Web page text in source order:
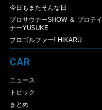
今日もまたそんな日
プロサウナーSHOW ＆ プロテイ
ナーYUSUKE
プロゴルファー! HIKARU
CAR
ニュース
トピック
まとめ